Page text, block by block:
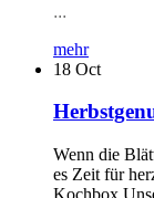
...
mehr
18 Oct
Wenn die
es Zeit für